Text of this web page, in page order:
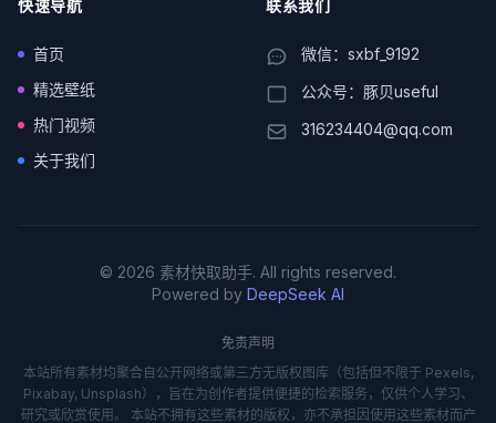
快速导航
首页
精选壁纸
热门视频
关于我们
联系我们
微信：sxbf_9192
公众号：豚贝useful
316234404@qq.com
© 2026 素材快取助手. All rights reserved.
Powered by DeepSeek AI
免责声明
本站所有素材均聚合自公开网络或第三方无版权图库（包括但不限于 Pexels,
Pixabay, Unsplash），旨在为创作者提供便捷的检索服务，仅供个人学习、
研究或欣赏使用。 本站不拥有这些素材的版权，亦不承担因使用这些素材而产